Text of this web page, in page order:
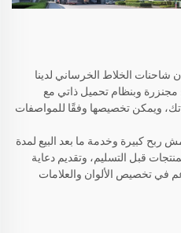
شاحنات الخلاط الخرساني لدينا
مجنزرة وبنظام تحميل ذاتي مع
ويمكن تخصيصها وفقًا للمواصفات
ربح كبيرة وخدمة ما بعد البيع لمدة
قبل التسليم، وتقديم دعاية
في تخصيص الألوان والعلامات